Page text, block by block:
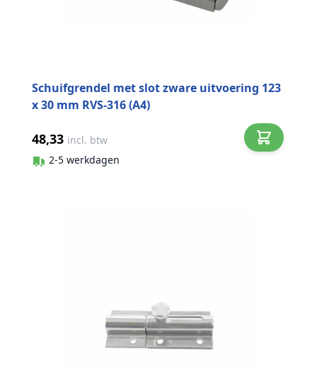
Schuifgrendel met slot zware uitvoering 123
x 30 mm RVS-316 (A4)
48,33 incl. btw
2-5 werkdagen